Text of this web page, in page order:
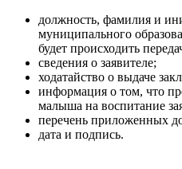
должность, фамилия и
муниципального
будет происходить
сведения о заявителе;
ходатайство о выдаче
информация о том, что
малыша на воспитание
перечень приложенных
дата и подпись.